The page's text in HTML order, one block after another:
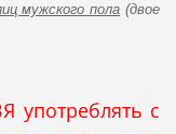
мужского пола (двое
употреблять с